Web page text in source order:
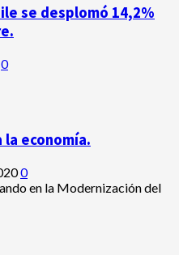
se desplomó 14,2%
0
la economía.
0